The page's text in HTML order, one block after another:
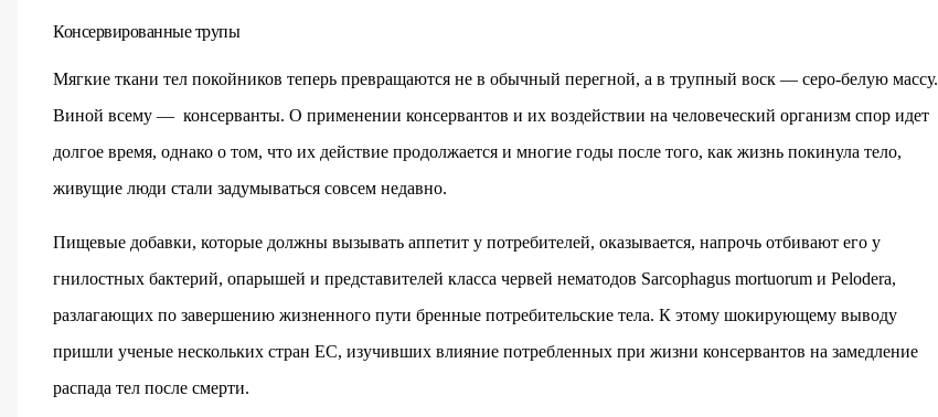
Консервированные трупы
Мягкие ткани тел покойников теперь превращаются не в обычный перегной, а в трупный воск — серо-белую массу.
Виной всему — консерванты. О применении консервантов и их воздействии на человеческий организм спор идет
долгое время, однако о том, что их действие продолжается и многие годы после того, как жизнь покинула тело,
живущие люди стали задумываться совсем недавно.
Пищевые добавки, которые должны вызывать аппетит у потребителей, оказывается, напрочь отбивают его у
гнилостных бактерий, опарышей и представителей класса червей нематодов Sarcophagus mortuorum и Pelodera,
разлагающих по завершению жизненного пути бренные потребительские тела. К этому шокирующему выводу
пришли ученые нескольких стран ЕС, изучивших влияние потребленных при жизни консервантов на замедление
распада тел после смерти.